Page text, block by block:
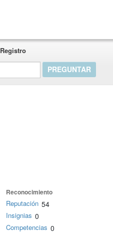
Registro
Reconocimiento
Reputación 54
Insignias 0
Competencias 0